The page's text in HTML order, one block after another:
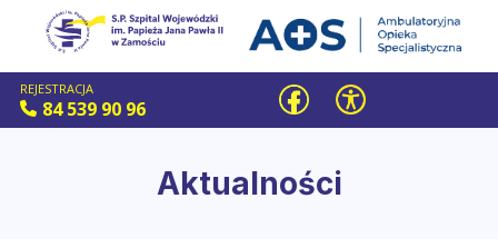
REJESTRACJA
84 539 90 96
Aktualności